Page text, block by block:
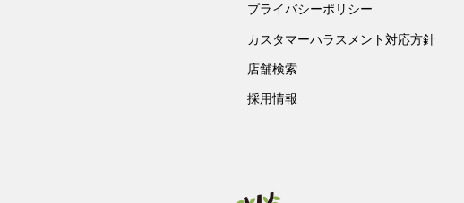
プライバシーポリシー
カスタマーハラスメント対応方針
店舗検索
採用情報